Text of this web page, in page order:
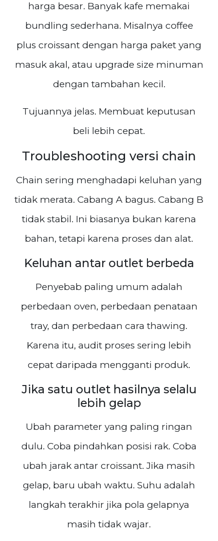
harga besar. Banyak kafe memakai
bundling sederhana. Misalnya coffee
plus croissant dengan harga paket yang
masuk akal, atau upgrade size minuman
dengan tambahan kecil.
Tujuannya jelas. Membuat keputusan
beli lebih cepat.
Troubleshooting versi chain
Chain sering menghadapi keluhan yang
tidak merata. Cabang A bagus. Cabang B
tidak stabil. Ini biasanya bukan karena
bahan, tetapi karena proses dan alat.
Keluhan antar outlet berbeda
Penyebab paling umum adalah
perbedaan oven, perbedaan penataan
tray, dan perbedaan cara thawing.
Karena itu, audit proses sering lebih
cepat daripada mengganti produk.
Jika satu outlet hasilnya selalu
lebih gelap
Ubah parameter yang paling ringan
dulu. Coba pindahkan posisi rak. Coba
ubah jarak antar croissant. Jika masih
gelap, baru ubah waktu. Suhu adalah
langkah terakhir jika pola gelapnya
masih tidak wajar.